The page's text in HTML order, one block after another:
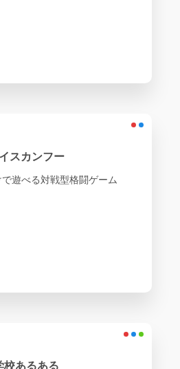
スカンフー
遊べる対戦型格闘ゲーム
校あるある